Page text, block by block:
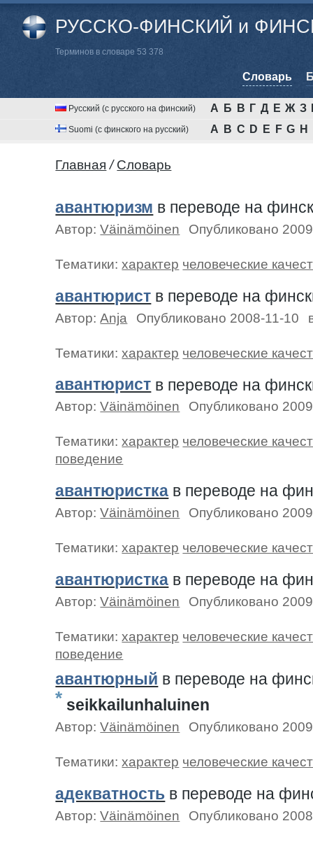
РУССКО-ФИНСКИЙ и
Терминов в словаре 53 378
Cловарь
Русский (с русского на финский) А Б В Г Д Е Ж З
Suomi (с финского на русский) A B C D E F G H
Главная / Cловарь
авантюризм в переводе на
Автор:Väinämöinen Опубликовано
Тематики:характер человеческие
авантюрист в переводе на
Автор:Anja Опубликовано 2008-11-10
Тематики:характер человеческие
авантюрист в переводе на
Автор:Väinämöinen Опубликовано
Тематики:характер человеческие
поведение
авантюристка в переводе на
Автор:Väinämöinen Опубликовано
Тематики:характер человеческие
авантюристка в переводе на
Автор:Väinämöinen Опубликовано
Тематики:характер человеческие
поведение
авантюрный в переводе на
* seikkailunhaluinen
Автор:Väinämöinen Опубликовано
Тематики:характер человеческие
адекватность в переводе на
Автор:Väinämöinen Опубликовано